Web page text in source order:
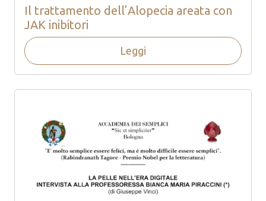
Il trattamento dell’Alopecia areata con
JAK inibitori
Leggi